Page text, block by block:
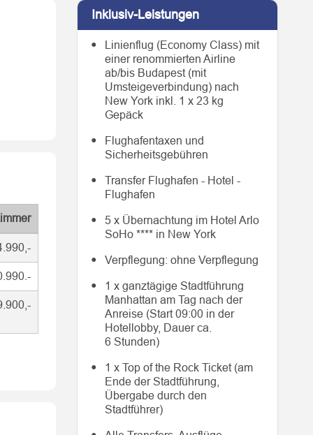
Inklusiv-Leistungen
Linienflug (Economy Class) mit
einer renommierten Airline
ab/bis Budapest (mit
Umsteigeverbindung) nach
New York inkl. 1 x 23 kg
Gepäck
Flughafentaxen und
Sicherheitsgebühren
Transfer Flughafen - Hotel -
Flughafen
5 x Übernachtung im Hotel Arlo
SoHo **** in New York
Verpflegung: ohne Verpflegung
1 x ganztägige Stadtführung
Manhattan am Tag nach der
Anreise (Start 09:00 in der
Hotellobby, Dauer ca.
6 Stunden)
1 x Top of the Rock Ticket (am
Ende der Stadtführung,
Übergabe durch den
Stadtführer)